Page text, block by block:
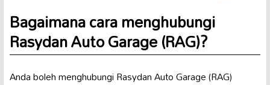
Bagaimana cara menghubungi
Rasydan Auto Garage (RAG)?
Anda boleh menghubungi Rasydan Auto Garage (RAG)